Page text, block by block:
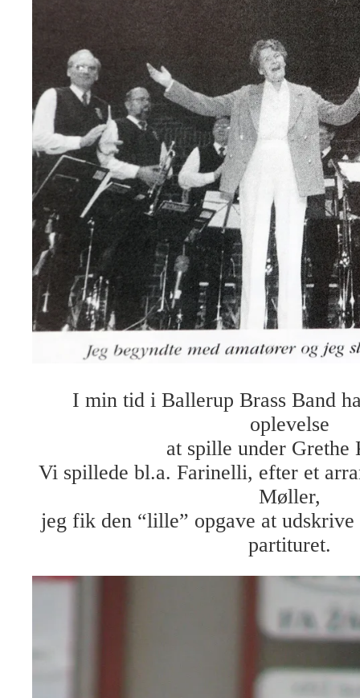
I min tid i Ballerup Brass Band
oplevelse
at spille under Grethe
Vi spillede bl.a. Farinelli, efter et
Møller,
jeg fik den “lille” opgave at
partituret.